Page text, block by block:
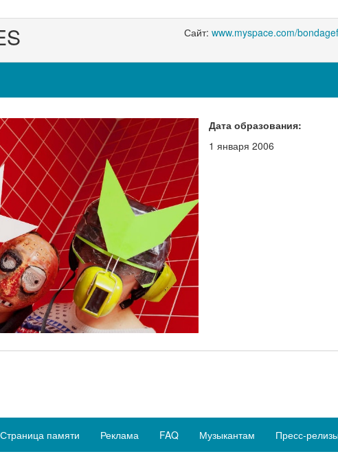
Сайт: www.myspace.com/
Дата образования:
1 января 2006
Страница памяти Реклама FAQ Музыкантам Пресс-